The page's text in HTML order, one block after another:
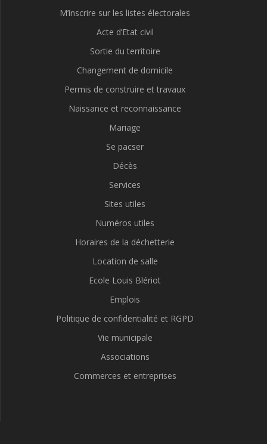
M’inscrire sur les listes électorales
Acte d’Etat civil
Sortie du territoire
Changement de domicile
Permis de construire et travaux
Naissance et reconnaissance
Mariage
Se pacser
Décès
Services
Sites utiles
Numéros utiles
Horaires de la déchetterie
Location de salle
Ecole Louis Blériot
Emplois
Politique de confidentialité et RGPD
Vie municipale
Associations
Commerces et entreprises